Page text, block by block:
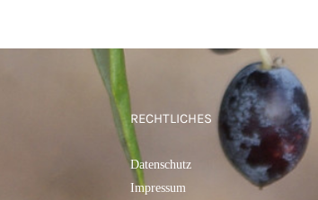
RECHTLICHES
Datenschutz
Impressum